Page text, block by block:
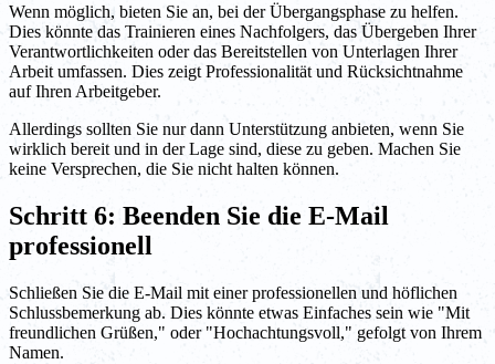
Wenn möglich, bieten Sie an, bei der Übergangsphase zu helfen.
Dies könnte das Trainieren eines Nachfolgers, das Übergeben Ihrer
Verantwortlichkeiten oder das Bereitstellen von Unterlagen Ihrer
Arbeit umfassen. Dies zeigt Professionalität und Rücksichtnahme
auf Ihren Arbeitgeber.
Allerdings sollten Sie nur dann Unterstützung anbieten, wenn Sie
wirklich bereit und in der Lage sind, diese zu geben. Machen Sie
keine Versprechen, die Sie nicht halten können.
Schritt 6: Beenden Sie die E-Mail
professionell
Schließen Sie die E-Mail mit einer professionellen und höflichen
Schlussbemerkung ab. Dies könnte etwas Einfaches sein wie "Mit
freundlichen Grüßen," oder "Hochachtungsvoll," gefolgt von Ihrem
Namen.